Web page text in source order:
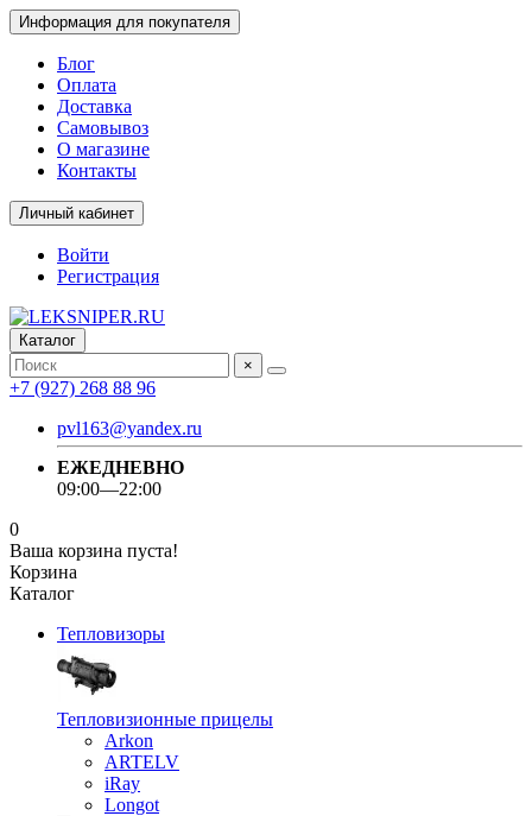
Информация для покупателя
Блог
Оплата
Доставка
Самовывоз
О магазине
Контакты
Личный кабинет
Войти
Регистрация
Каталог
×
+7 (927) 268 88 96
pvl163@yandex.ru
ЕЖЕДНЕВНО
09:00—22:00
0
Ваша корзина пуста!
Корзина
Каталог
Тепловизоры
Тепловизионные прицелы
Arkon
ARTELV
iRay
Longot